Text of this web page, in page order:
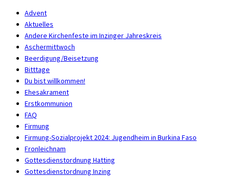
Advent
Aktuelles
Andere Kirchenfeste im Inzinger Jahreskreis
Aschermittwoch
Beerdigung/Beisetzung
Bitttage
Du bist willkommen!
Ehesakrament
Erstkommunion
FAQ
Firmung
Firmung-Sozialprojekt 2024: Jugendheim in Burkina Faso
Fronleichnam
Gottesdienstordnung Hatting
Gottesdienstordnung Inzing